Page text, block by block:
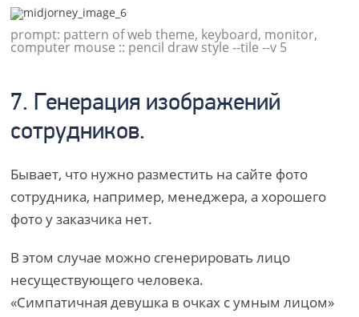
prompt: pattern of web theme, keyboard, monitor,
computer mouse :: pencil draw style --tile --v 5
7. Генерация изображений
сотрудников.
Бывает, что нужно разместить на сайте фото
сотрудника, например, менеджера, а хорошего
фото у заказчика нет.
В этом случае можно сгенерировать лицо
несуществующего человека.
«Симпатичная девушка в очках с умным лицом»